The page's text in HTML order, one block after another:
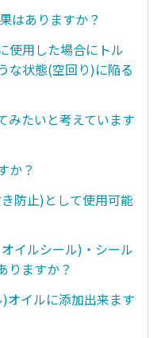
はありますか？
使用した場合にトル
な状態(空回り)に陥る
みたいと考えています
か？
防止)として使用可能
イルシール)・シール
りますか？
オイルに添加出来ます